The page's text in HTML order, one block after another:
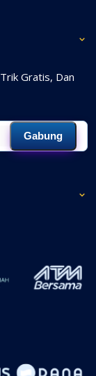
Gratis, Dan
Gabung